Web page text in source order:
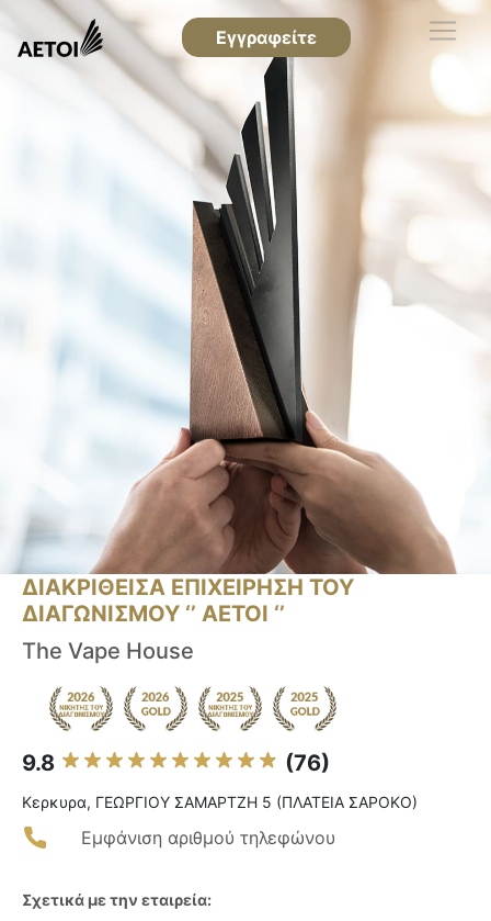
Εγγραφείτε
ΔΙΑΚΡΙΘΕΙΣΑ ΕΠΙΧΕΙΡΗΣΗ ΤΟΥ
ΔΙΑΓΩΝΙΣΜΟΥ ‘’ ΑΕΤΟΙ ‘’
The Vape House
9.8 (76)
Κερκυρα, ΓΕΩΡΓΙΟΥ ΣΑΜΑΡΤΖΗ 5 (ΠΛΑΤΕΙΑ ΣΑΡΟΚΟ)
Εμφάνιση αριθμού τηλεφώνου
Σχετικά με την εταιρεία: